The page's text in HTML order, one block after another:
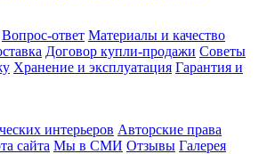
Вопрос-ответ Материалы и качество
Договор купли-продажи Советы
Хранение и эксплуатация Гарантия и
интерьеров Авторские права
сайта Мы в СМИ Отзывы Галерея